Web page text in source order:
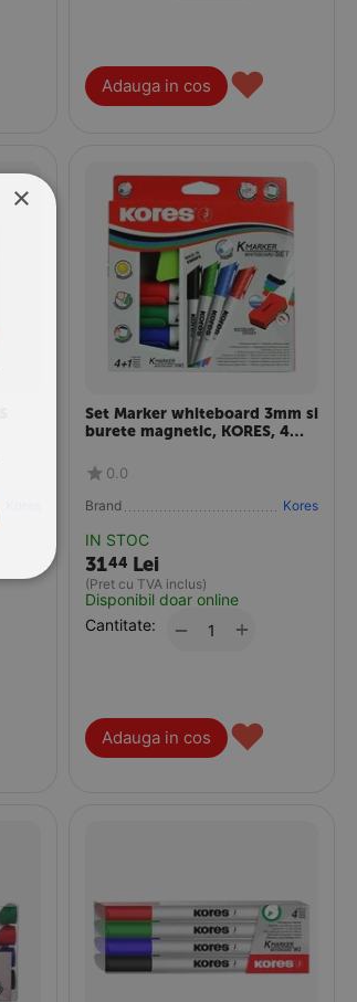
Adauga in cos ♥
Set Marker whiteboard 3mm si
burete magnetic, KORES, 4
0.0
Brand Kores
IN STOC
3144 Lei
(Pret cu TVA inclus)
Disponibil doar online
Cantitate:
+
−
Adauga in cos ♥
×